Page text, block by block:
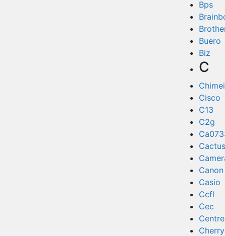
Bps
Buero
Biz
C
Chimei
Cisco
C13
C2g
Cactus
Canon
Casio
Ccfl
Cec
Cherry